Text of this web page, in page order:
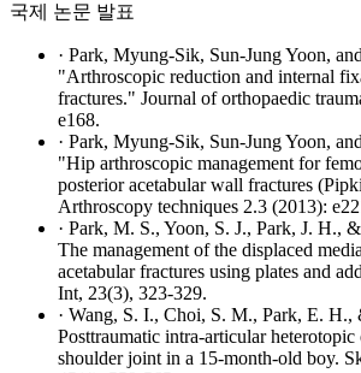
국제 논문 발표
· Park, Myung-Sik, Sun-Jung Yoon,
"Arthroscopic reduction and internal
fractures." Journal of orthopaedic
e168.
· Park, Myung-Sik, Sun-Jung Yoon,
"Hip arthroscopic management for
posterior acetabular wall fractures
Arthroscopy techniques 2.3 (2013):
· Park, M. S., Yoon, S. J., Park, J. H.,
The management of the displaced
acetabular fractures using plates and
Int, 23(3), 323-329.
· Wang, S. I., Choi, S. M., Park, E.
Posttraumatic intra-articular
shoulder joint in a 15-month-old boy.